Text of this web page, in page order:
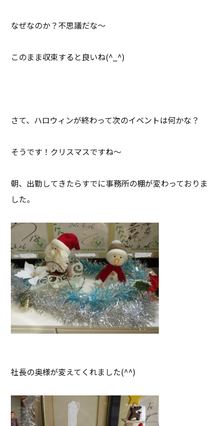
なぜなのか？不思議だな～
このまま収束すると良いね(^_^)
さて、ハロウィンが終わって次のイベントは何かな？
そうです！クリスマスですね～
朝、出勤してきたらすでに事務所の棚が変わっておりま
した。
社長の奥様が変えてくれました(^^)